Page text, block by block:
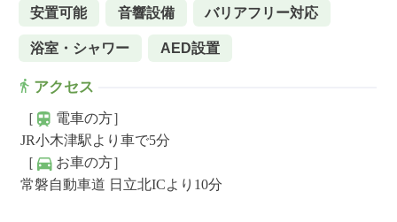
安置可能 音響設備 バリアフリー対応
浴室・シャワー AED設置
アクセス
［
電車の方］
JR小木津駅より車で5分
［
お車の方］
常磐自動車道 日立北ICより10分